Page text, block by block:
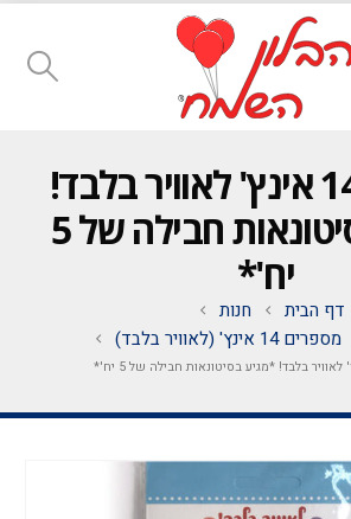
מספרים 14 אינץ' לאוויר בלבד!
*מגיע בסיטונאות חבילה של 5
יח'*
דף הבית
חנות
מספרים 14 אינץ' (לאוויר בלבד)